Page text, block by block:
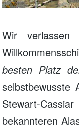
Wir
besten Platz
selbstbewusste
Stewart-
bekannteren